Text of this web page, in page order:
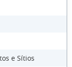
e Sítios